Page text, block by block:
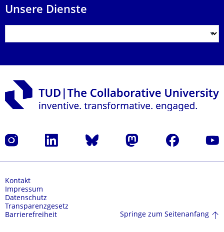
Unsere Dienste
Instagram LinkedIn Bluesky Mastodon Facebook
Kontakt
Impressum
Datenschutz
Transparenzgesetz
Barrierefreiheit
Springe zum Seitenanfang